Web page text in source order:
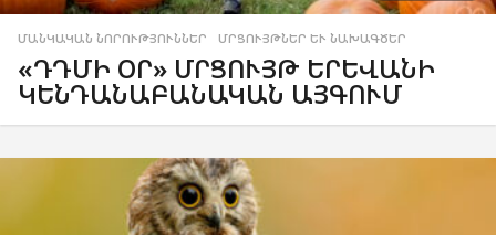
ՄԱՆԿԱԿԱՆ ՆՈՐՈՒԹՅՈՒՆՆԵՐ ,ՄՐՑՈՒՅԹՆԵՐ ԵՒ ՆԱԽԱԳԾԵՐ
«ԴԴՄԻ ՕՐ» ՄՐՑՈՒՅԹ ԵՐԵՎԱՆԻ
ԿԵՆԴԱՆԱԲԱՆԱԿԱՆ ԱՅԳՈՒՄ